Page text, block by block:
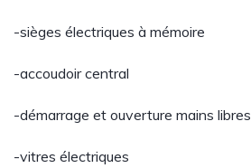
-sièges électriques à mémoire
-accoudoir central
-démarrage et ouverture mains libres
-vitres électriques